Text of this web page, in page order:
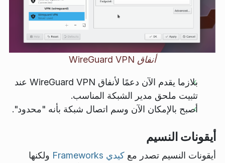
أنفاق WireGuard VPN
بلازما يقدم الآن دعمًا لأنفاق WireGuard VPN عند
تثبيت ملحق مدير الشبكة المناسب.
أصبح بالإمكان الآن وسم اتصال شبكة بأنه "محدود".
أيقونات النسيم
أيقونات النسيم تصدر مع كيدي Frameworks
ولكنها